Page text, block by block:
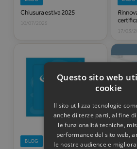
Chiusura estiva 2025
10/07/2025
17/03/
BLOG
Questo sito web
cookie
Il sito utilizza tecnologie
anche di terze parti, al fine
le funzionalità tecniche,
performance del sito web,
le nostre audience e